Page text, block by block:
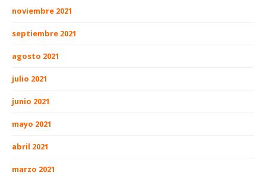
noviembre 2021
septiembre 2021
agosto 2021
julio 2021
junio 2021
mayo 2021
abril 2021
marzo 2021